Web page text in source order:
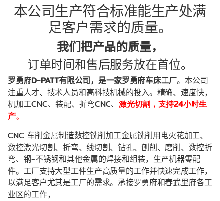
本公司生产符合标准能生产处满
足客户需求的质量。
我们把产品的质量，
订单时间和售后服务放在首位。
罗勇府D-PATT有限公司，是一家罗勇府车床工厂。本公司
注重人才、技术人员和高科技机械的投入。精确、速度快，
机加工CNC、装配、折弯CNC、 激光切割，支持24小时生
产。
CNC 车削金属制造数控铣削加工金属铣削用电火花加工、
数控激光切割、折弯、线切割、钻孔、刨削、磨削、数控折
弯、钢-不锈钢和其他金属的焊接和组装，生产机器零配
件。工厂支持大型工件生产高质量的工作并快速完成工作，
以满足客户尤其是工厂的需求。承接罗勇府和春武里府各工
业区的工作，